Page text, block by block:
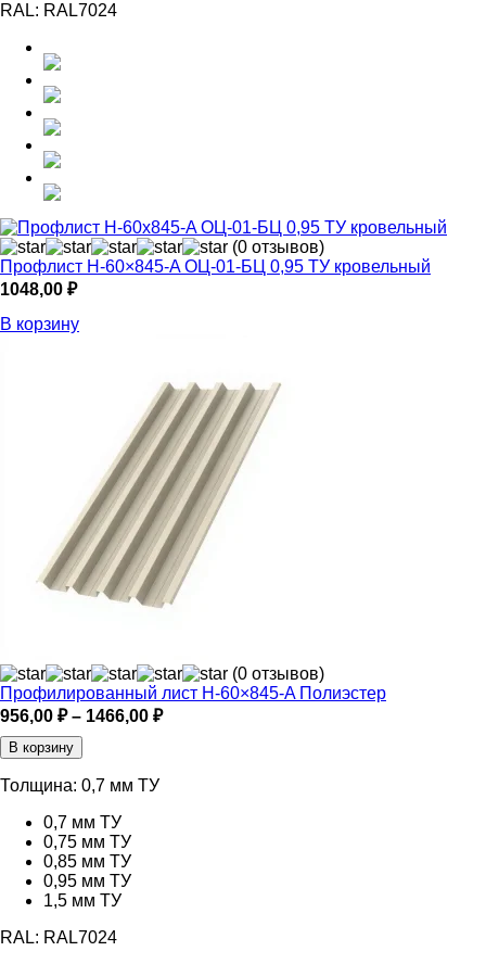
RAL: RAL7024
(0 отзывов)
Профлист Н-60×845-A ОЦ-01-БЦ 0,95 ТУ кровельный
1048,00 ₽
В корзину
(0 отзывов)
Профилированный лист Н-60×845-A Полиэстер
956,00 ₽ – 1466,00 ₽Диапазон
В корзину
Толщина: 0,7 мм ТУ
0,7 мм ТУ
0,75 мм ТУ
0,85 мм ТУ
0,95 мм ТУ
1,5 мм ТУ
RAL: RAL7024